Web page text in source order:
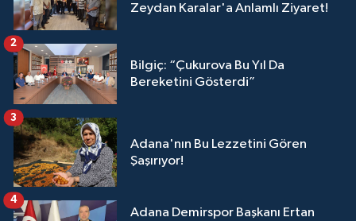
Zeydan Karalar'a Anlamlı Ziyaret!
Bilgiç: “Çukurova Bu Yıl Da
Bereketini Gösterdi”
2
Adana'nın Bu Lezzetini Gören
Şaşırıyor!
3
Adana Demirspor Başkanı Ertan
4